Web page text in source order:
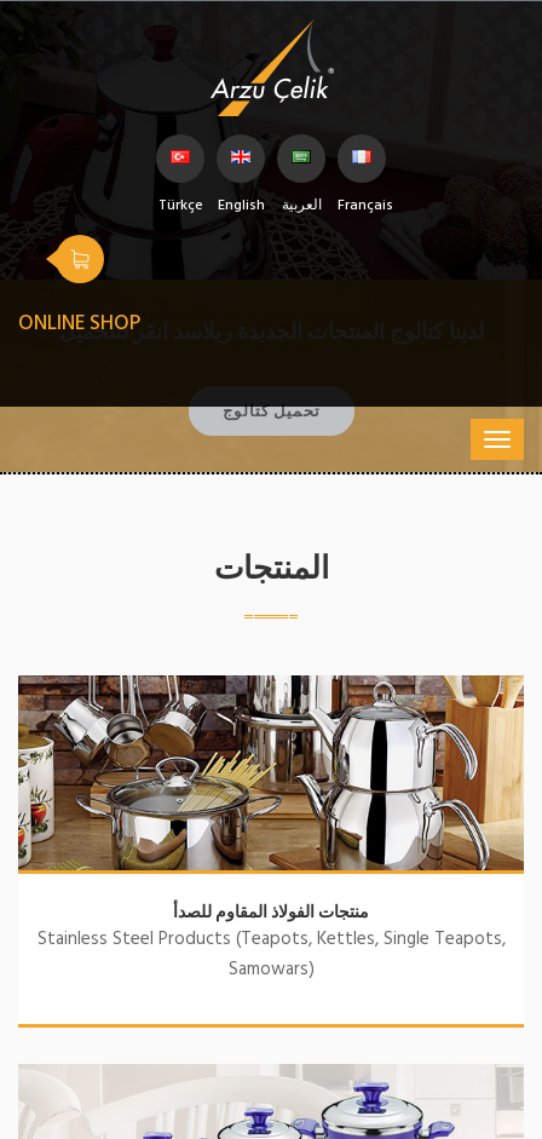
Türkçe English العربية Français
ONLINE SHOP
لدينا كتالوج المنتجات الجديدة ريلاسد انقر للتحميل
تحميل كتالوج
المنتجات
منتجات الفولاذ المقاوم للصدأ
Stainless Steel Products (Teapots, Kettles, Single Teapots,
Samowars)